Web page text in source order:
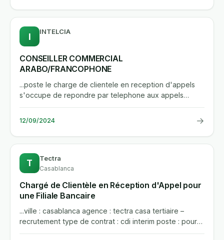
I INTELCIA
CONSEILLER COMMERCIAL
ARABO/FRANCOPHONE
...poste le charge de clientele en reception d'appels
s'occupe de repondre par telephone aux appels
entrants des clients....
12/09/2024 →
T Tectra
Casablanca
Chargé de Clientèle en Réception d'Appel pour
une Filiale Bancaire
...ville : casablanca agence : tectra casa tertiaire –
recrutement type de contrat : cdi interim poste : pour
le compte...